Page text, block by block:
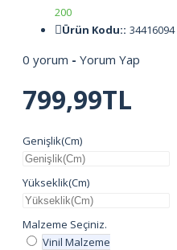
200
Ürün Kodu:: 34416094
0 yorum - Yorum Yap
799,99TL
Genişlik(Cm)
Yükseklik(Cm)
Malzeme Seçiniz.
Vinil Malzeme